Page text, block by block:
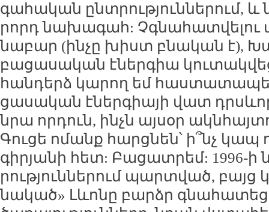
գա­հա­կան ընտ­րու­թյուն­նե­րում,
րորդ նա­խա­գահ:
նա­բար (ին­չը խիստ բնա­կան է),
բա­ցա­սա­կան է­ներ­գիա
հան­դերձ կա­րող եմ հաս­տա­տա­պես
ցա­սա­կան է­ներ­գիա­յի վատ
նրա որ­դուն, ինչն այ­սօր
Գու­ցե ո­մանք հարց­նեն՝ ի՞նչ
գի­րյա­նի հետ: Բա­ցատ­րեմ:
րու­թյուն­նե­րում պարտ­ված,
նա­կած» Լևո­նը բարձր